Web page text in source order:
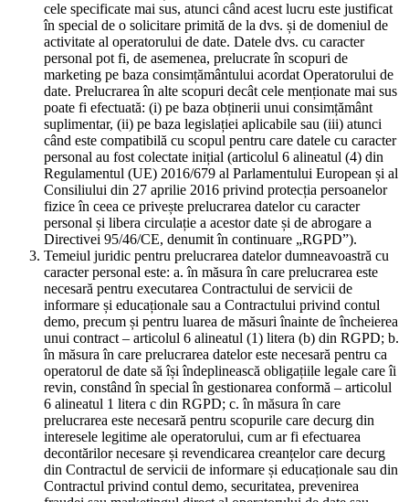
cele specificate mai sus, atunci când acest lucru este justificat
în special de o solicitare primită de la dvs. și de domeniul de
activitate al operatorului de date. Datele dvs. cu caracter
personal pot fi, de asemenea, prelucrate în scopuri de
marketing pe baza consimțământului acordat Operatorului de
date. Prelucrarea în alte scopuri decât cele menționate mai sus
poate fi efectuată: (i) pe baza obținerii unui consimțământ
suplimentar, (ii) pe baza legislației aplicabile sau (iii) atunci
când este compatibilă cu scopul pentru care datele cu caracter
personal au fost colectate inițial (articolul 6 alineatul (4) din
Regulamentul (UE) 2016/679 al Parlamentului European și al
Consiliului din 27 aprilie 2016 privind protecția persoanelor
fizice în ceea ce privește prelucrarea datelor cu caracter
personal și libera circulație a acestor date și de abrogare a
Directivei 95/46/CE, denumit în continuare „RGPD”).
Temeiul juridic pentru prelucrarea datelor dumneavoastră cu
caracter personal este: a. în măsura în care prelucrarea este
necesară pentru executarea Contractului de servicii de
informare și educaționale sau a Contractului privind contul
demo, precum și pentru luarea de măsuri înainte de încheierea
unui contract – articolul 6 alineatul (1) litera (b) din RGPD; b.
în măsura în care prelucrarea datelor este necesară pentru ca
operatorul de date să își îndeplinească obligațiile legale care îi
revin, constând în special în gestionarea conformă – articolul
6 alineatul 1 litera c din RGPD; c. în măsura în care
prelucrarea este necesară pentru scopurile care decurg din
interesele legitime ale operatorului, cum ar fi efectuarea
decontărilor necesare și revendicarea creanțelor care decurg
din Contractul de servicii de informare și educaționale sau din
Contractul privind contul demo, securitatea, prevenirea